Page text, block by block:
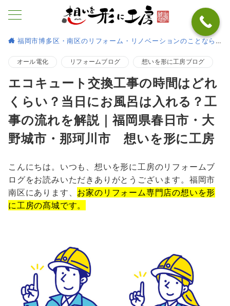
福岡市博多区・南区のリフォーム・リノベーションのことなら
オール電化 リフォームブログ 想いを形に工房ブログ
エコキュート交換工事の時間はどれ
くらい？当日にお風呂は入れる？工
事の流れを解説｜福岡県春日市・大
野城市・那珂川市 想いを形に工房
こんにちは。いつも、想いを形に工房のリフォームブ
ログをお読みいただきありがとうございます。福岡市
南区にあります、 お家のリフォーム専門店の想いを形
に工房の髙城です。